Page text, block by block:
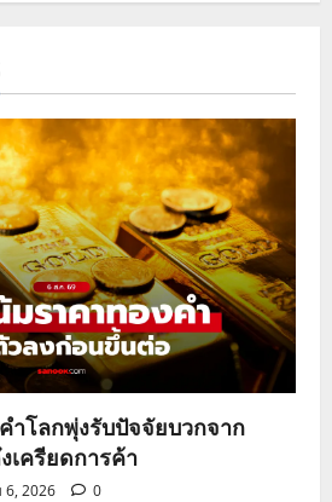
ำโลกพุ่งรับปัจจัยบวกจาก
เครียดการค้า
6, 2026 0